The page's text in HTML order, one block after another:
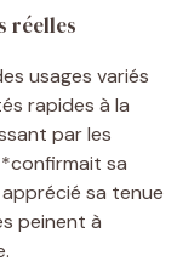
réelles
usages variés
rapides à la
par les
sa
sa tenue
peinent à